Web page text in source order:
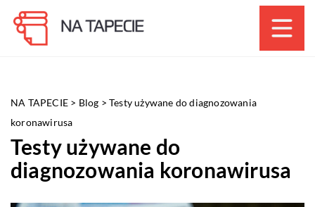
NA TAPECIE > Blog >Testy używane do diagnozowania
koronawirusa
Testy używane do
diagnozowania koronawirusa